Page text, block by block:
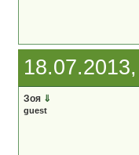
Зоя ⇓
guest